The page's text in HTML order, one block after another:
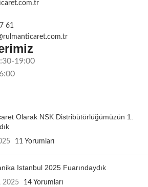
61
19:00
Olarak NSK Distribütörlüğümüzün 1.
11 Yorumları
Istanbul 2025 Fuarındaydık
2025 14 Yorumları